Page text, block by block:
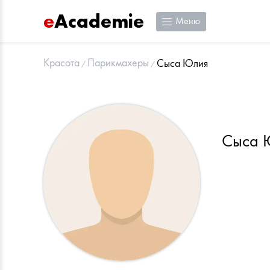
eAcademie Меню
Красота Парикмахеры Сыса Юлия
Сыса